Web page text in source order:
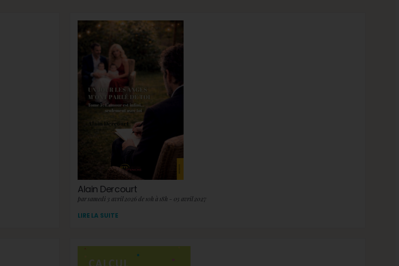
Alain Dercourt
par samedi 3 avril 2026 de 10h à 18h - 03 avril 2027
LIRE LA SUITE